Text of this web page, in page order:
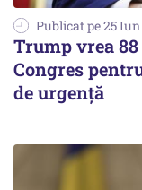
Publicat pe 25
Trump vrea
Congres
de urgență